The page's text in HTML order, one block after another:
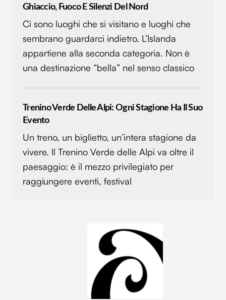
Ghiaccio, Fuoco E Silenzi Del Nord
Ci sono luoghi che si visitano e luoghi che
sembrano guardarci indietro. L’Islanda
appartiene alla seconda categoria. Non è
una destinazione “bella” nel senso classico
Trenino Verde Delle Alpi: Ogni Stagione Ha Il Suo
Evento
Un treno, un biglietto, un’intera stagione da
vivere. Il Trenino Verde delle Alpi va oltre il
paesaggio: è il mezzo privilegiato per
raggiungere eventi, festival